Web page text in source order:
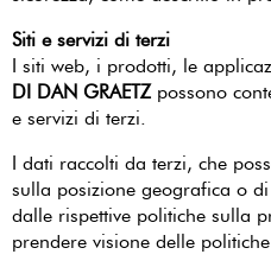
Siti e servizi di terzi
I siti web, i prodotti, le
DI DAN GRAETZ possono
e servizi di terzi.
I dati raccolti da terzi, che
sulla posizione geografica o
dalle rispettive politiche sulla
prendere visione delle